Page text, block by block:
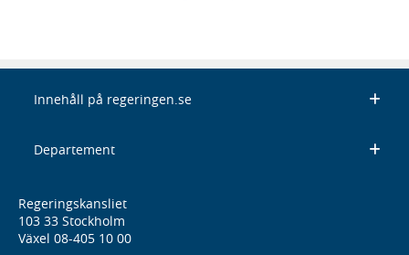
Innehåll på regeringen.se
Departement
Regeringskansliet
103 33 Stockholm
Växel 08-405 10 00